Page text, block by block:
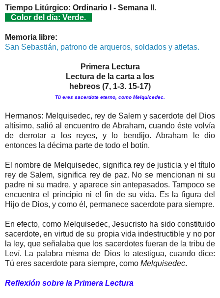
Tiempo Litúrgico: Ordinario I - Semana II.
Color del día: Verde.
Memoria libre:
San Sebastián, patrono de arqueros, soldados y atletas.
Primera Lectura
Lectura de la carta a los
hebreos (7, 1-3. 15-17)
Tú eres sacerdote eterno, como Melquicedec.
Hermanos: Melquisedec, rey de Salem y sacerdote del Dios
altísimo, salió al encuentro de Abraham, cuando éste volvía
de derrotar a los reyes, y lo bendijo. Abraham le dio
entonces la décima parte de todo el botín.
El nombre de Melquisedec, significa rey de justicia y el título
rey de Salem, significa rey de paz. No se mencionan ni su
padre ni su madre, y aparece sin antepasados. Tampoco se
encuentra el principio ni el fin de su vida. Es la figura del
Hijo de Dios, y como él, permanece sacerdote para siempre.
En efecto, como Melquisedec, Jesucristo ha sido constituido
sacerdote, en virtud de su propia vida indestructible y no por
la ley, que señalaba que los sacerdotes fueran de la tribu de
Leví. La palabra misma de Dios lo atestigua, cuando dice:
Tú eres sacerdote para siempre, como Melquisedec.
Reflexión sobre la Primera Lectura